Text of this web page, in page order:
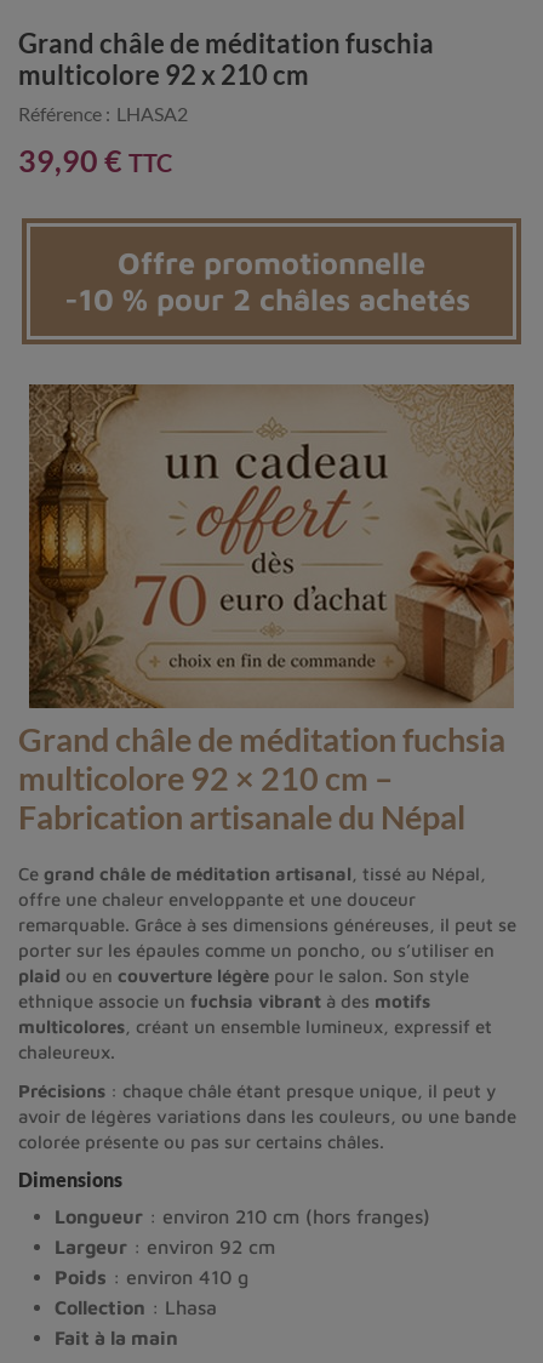
Grand châle de méditation fuschia
multicolore 92 x 210 cm
Référence : LHASA2
39,90 € TTC
Offre promotionnelle
-10 % pour 2 châles achetés
Grand châle de méditation fuchsia
multicolore 92 × 210 cm –
Fabrication artisanale du Népal
Ce grand châle de méditation artisanal , tissé au Népal,
offre une chaleur enveloppante et une douceur
remarquable. Grâce à ses dimensions généreuses, il peut se
porter sur les épaules comme un poncho, ou s’utiliser en
plaid ou en couverture légère pour le salon. Son style
ethnique associe un fuchsia vibrant à des motifs
multicolores , créant un ensemble lumineux, expressif et
chaleureux.
Précisions : chaque châle étant presque unique, il peut y
avoir de légères variations dans les couleurs, ou une bande
colorée présente ou pas sur certains châles.
Dimensions
Longueur : environ 210 cm (hors franges)
Largeur : environ 92 cm
Poids : environ 410 g
Collection : Lhasa
Fait à la main